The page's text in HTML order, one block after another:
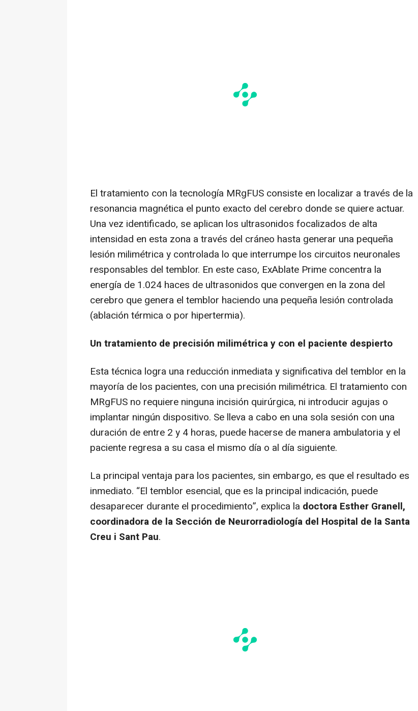
El tratamiento con la tecnología MRgFUS consiste en localizar a través de la
resonancia magnética el punto exacto del cerebro donde se quiere actuar.
Una vez identificado, se aplican los ultrasonidos focalizados de alta
intensidad en esta zona a través del cráneo hasta generar una pequeña
lesión milimétrica y controlada lo que interrumpe los circuitos neuronales
responsables del temblor. En este caso, ExAblate Prime concentra la
energía de 1.024 haces de ultrasonidos que convergen en la zona del
cerebro que genera el temblor haciendo una pequeña lesión controlada
(ablación térmica o por hipertermia).
Un tratamiento de precisión milimétrica y con el paciente despierto
Esta técnica logra una reducción inmediata y significativa del temblor en la
mayoría de los pacientes, con una precisión milimétrica. El tratamiento con
MRgFUS no requiere ninguna incisión quirúrgica, ni introducir agujas o
implantar ningún dispositivo. Se lleva a cabo en una sola sesión con una
duración de entre 2 y 4 horas, puede hacerse de manera ambulatoria y el
paciente regresa a su casa el mismo día o al día siguiente.
La principal ventaja para los pacientes, sin embargo, es que el resultado es
inmediato. “El temblor esencial, que es la principal indicación, puede
desaparecer durante el procedimiento”, explica la doctora Esther Granell,
coordinadora de la Sección de Neurorradiología del Hospital de la Santa
Creu i Sant Pau.